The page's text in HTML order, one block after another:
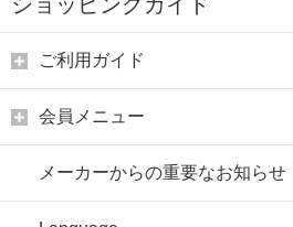
ご利用ガイド
会員メニュー
メーカーからの重要なお知らせ